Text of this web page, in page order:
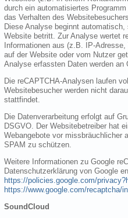
durch ein automatisiertes
das Verhalten des
Diese Analyse beginnt
Website betritt. Zur Analyse wertet
Informationen aus (z.B. IP-
auf der Website oder vom Nutzer
Analyse erfassten Daten werden an
Die reCAPTCHA-Analysen laufen
Websitebesucher werden nicht
stattfindet.
Die Datenverarbeitung erfolgt auf
DSGVO. Der Websitebetreiber hat
Webangebote vor missbräuchlicher
SPAM zu schützen.
Weitere Informationen zu Google
Datenschutzerklärung von Google
https://policies.google.com/
https://www.google.com/recaptcha/
SoundCloud